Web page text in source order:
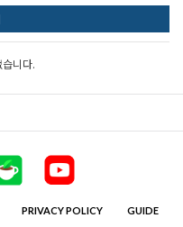
니다.
PRIVACY POLICY GUIDE